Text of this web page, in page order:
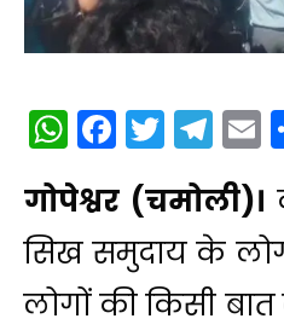
WhatsApp
गोपेश्वर (चमोली)।
सिख समुदाय के
लोगों की किसी